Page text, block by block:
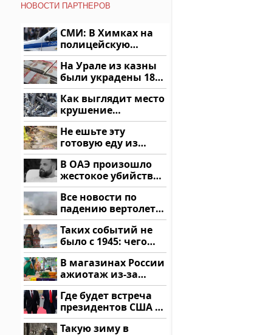
НОВОСТИ ПАРТНЕРОВ
СМИ: В Химках на
полицейскую
машину напали и
подожгли.
На Урале из казны
были украдены 18
миллионов рублей
Как выглядит место
крушение
вертолета на
Кавказе: смотреть
Не ешьте эту
готовую еду из
магазина: список
В ОАЭ произошло
жестокое убийство
криптомиллионера
Все новости по
падению вертолета
на Кавказе: читать
здесь
Таких событий не
было с 1945: чего
ждать всем нам?
В магазинах России
ажиотаж из-за
этого продукта: что
купить?
Где будет встреча
президентов США и
России: Европа?
Такую зиму в